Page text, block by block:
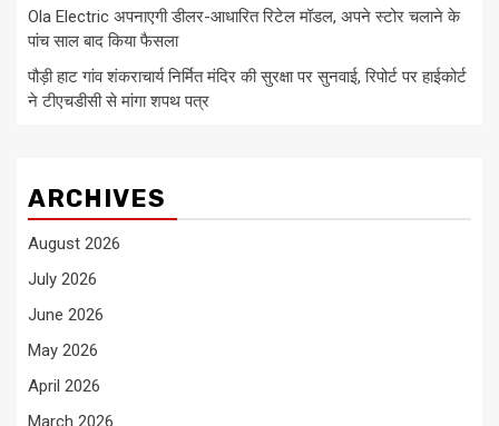
Ola Electric अपनाएगी डीलर-आधारित रिटेल मॉडल, अपने स्टोर चलाने के
पांच साल बाद किया फैसला
पौड़ी हाट गांव शंकराचार्य निर्मित मंदिर की सुरक्षा पर सुनवाई, रिपोर्ट पर हाईकोर्ट
ने टीएचडीसी से मांगा शपथ पत्र
ARCHIVES
August 2026
July 2026
June 2026
May 2026
April 2026
March 2026